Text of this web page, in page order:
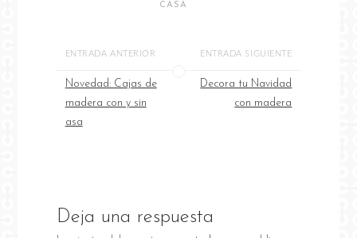
CASA
ENTRADA ANTERIOR
Novedad: Cajas de
madera con y sin
asa
ENTRADA SIGUIENTE
Decora tu Navidad
con madera
Deja una respuesta